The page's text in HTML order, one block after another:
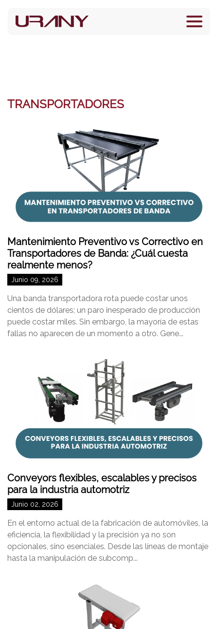
TRANSPORTADORES
Mantenimiento Preventivo vs Correctivo en
Transportadores de Banda: ¿Cuál cuesta
realmente menos?
Junio 09, 2026
Una banda transportadora rota puede costar unos
cientos de dólares; un paro inesperado de producción
puede costar miles. Sin embargo, la mayoría de estas
fallas no aparecen de un momento a otro. Gene...
Conveyors flexibles, escalables y precisos
para la industria automotriz
Junio 02, 2026
En el entorno actual de la fabricación de automóviles, la
eficiencia, la flexibilidad y la precisión ya no son
opcionales, sino esenciales. Desde las líneas de montaje
hasta la manipulación de subcomp...